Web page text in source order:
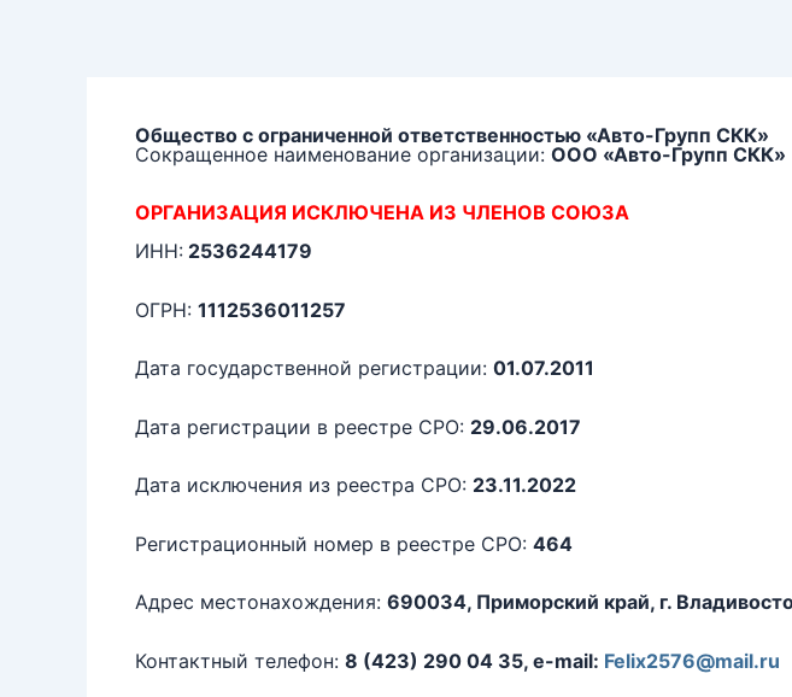
Общество с ограниченной ответственностью «Авто-Групп СКК»
Сокращенное наименование организации: ООО «Авто-Групп СКК»
ОРГАНИЗАЦИЯ ИСКЛЮЧЕНА ИЗ ЧЛЕНОВ СОЮЗА
ИНН: 2536244179
ОГРН: 1112536011257
Дата государственной регистрации: 01.07.2011
Дата регистрации в реестре СРО: 29.06.2017
Дата исключения из реестра СРО: 23.11.2022
Регистрационный номер в реестре СРО: 464
Адрес местонахождения: 690034, Приморский край, г.
Контактный телефон: 8 (423) 290 04 35, e-mail: Felix2576@mail.ru